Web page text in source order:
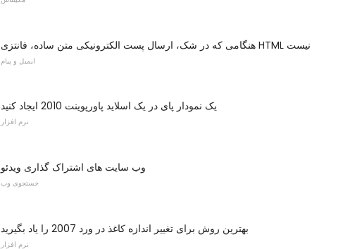
هنگامی که در شک، ارسال پست الکترونیکی متن ساده، فانتزی HTML نیست
ایمیل و پیام
یک نمودار پای در یک اسلاید پاورپوینت 2010 ایجاد کنید
نرم افزار
وب سایت های اشتراک گذاری ویدئو
جستجوی وب
بهترین روش برای تغییر اندازه کاغذ در ورد 2007 را یاد بگیرید
نرم افزار